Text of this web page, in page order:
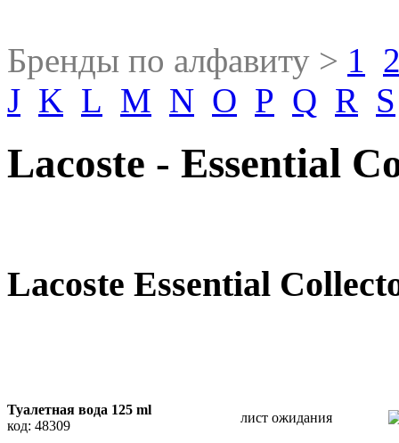
Бренды по алфавиту > 1
J K L M N O P Q R S
Lacoste - Essential
Lacoste Essential
Туалетная вода 125 ml
код: 48309
лист ожидания